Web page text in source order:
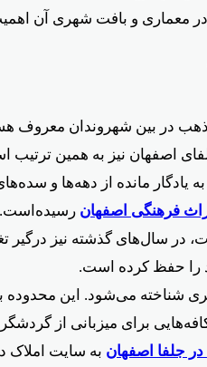
در معماری و بافت شهری آن
در بین شهروندان معروف
اصفهان نیز به همین ترتیب
یادگار مانده از دهه‌ها و
فرهنگی اصفهان رسیده‌است.
در سال‌های گذشته نیز درگیر
را حفظ کرده است.
شناخته می‌شود. این محدوده به
برای میزبانی از
در جلفا اصفهان به سایت املاک